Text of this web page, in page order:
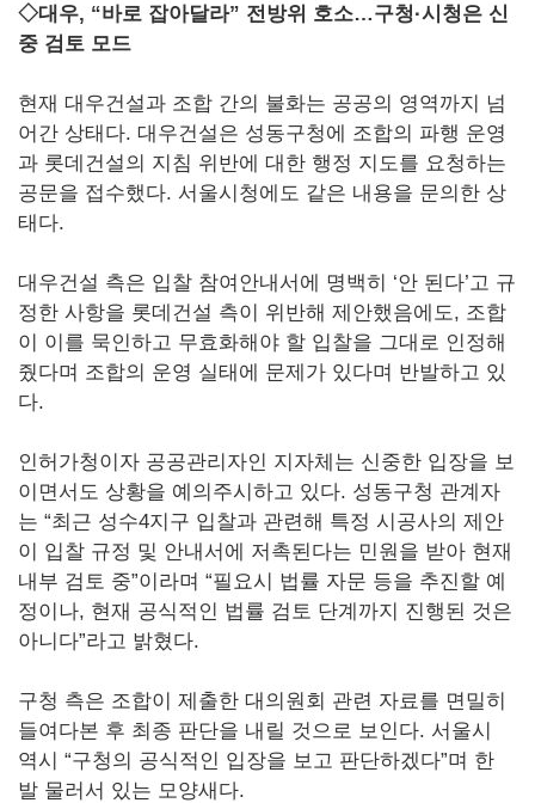
◇대우, “바로 잡아달라” 전방위 호소…구청·시청은 신
중 검토 모드
현재 대우건설과 조합 간의 불화는 공공의 영역까지 넘
어간 상태다. 대우건설은 성동구청에 조합의 파행 운영
과 롯데건설의 지침 위반에 대한 행정 지도를 요청하는
공문을 접수했다. 서울시청에도 같은 내용을 문의한 상
태다.
대우건설 측은 입찰 참여안내서에 명백히 ‘안 된다’고 규
정한 사항을 롯데건설 측이 위반해 제안했음에도, 조합
이 이를 묵인하고 무효화해야 할 입찰을 그대로 인정해
줬다며 조합의 운영 실태에 문제가 있다며 반발하고 있
다.
인허가청이자 공공관리자인 지자체는 신중한 입장을 보
이면서도 상황을 예의주시하고 있다. 성동구청 관계자
는 “최근 성수4지구 입찰과 관련해 특정 시공사의 제안
이 입찰 규정 및 안내서에 저촉된다는 민원을 받아 현재
내부 검토 중”이라며 “필요시 법률 자문 등을 추진할 예
정이나, 현재 공식적인 법률 검토 단계까지 진행된 것은
아니다”라고 밝혔다.
구청 측은 조합이 제출한 대의원회 관련 자료를 면밀히
들여다본 후 최종 판단을 내릴 것으로 보인다. 서울시
역시 “구청의 공식적인 입장을 보고 판단하겠다”며 한
발 물러서 있는 모양새다.